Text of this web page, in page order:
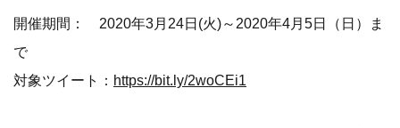
開催期間： 2020年3月24日(火)～2020年4月5日（日）ま
で
対象ツイート： https://bit.ly/2woCEi1